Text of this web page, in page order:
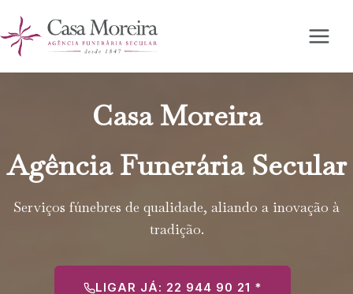
to
content
Casa Moreira
Agência Funerária Secular
Serviços fúnebres de qualidade, aliando a inovação à
tradição.
LIGAR JÁ: 22 944 90 21 *